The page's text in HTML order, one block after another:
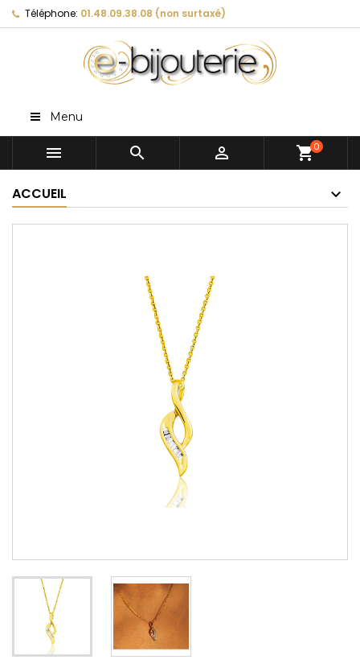
Téléphone: 01.48.09.38.08 (non surtaxé)
Menu
   shopping_cart0
ACCUEIL